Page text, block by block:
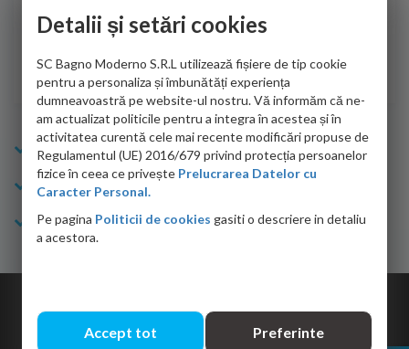
adus coletul in siguranta.Numai bine, va doresc!
Sofrone Viviana -28.07.2026
Info Bagno
Cumparaturi
Suport clienti
Detalii și setări cookies
SC Bagno Moderno S.R.L utilizează fișiere de tip cookie
pentru a personaliza și îmbunătăți experiența
dumneavoastră pe website-ul nostru. Vă informăm că ne-
am actualizat politicile pentru a integra în acestea și în
activitatea curentă cele mai recente modificări propuse de
Regulamentul (UE) 2016/679 privind protecția persoanelor
fizice în ceea ce privește Prelucrarea Datelor cu
Caracter Personal.
Pe pagina Politicii de cookies gasiti o descriere in detaliu
a acestora.
Accept tot Preferinte